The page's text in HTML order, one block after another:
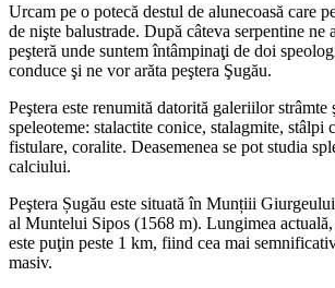
Urcam pe o potecă destul de alunecoasă care
de nişte balustrade. După câteva serpentine ne
peşteră unde suntem întâmpinaţi de doi
conduce şi ne vor arăta peştera Şugău.
Peştera este renumită datorită galeriilor
speleoteme: stalactite conice, stalagmite, stâlpi
fistulare, coralite. Deasemenea se pot studia
calciului.
Peştera Șugău este situată în Munțiii
al Muntelui Sipos (1568 m). Lungimea actuală,
este puţin peste 1 km, fiind cea mai
masiv.